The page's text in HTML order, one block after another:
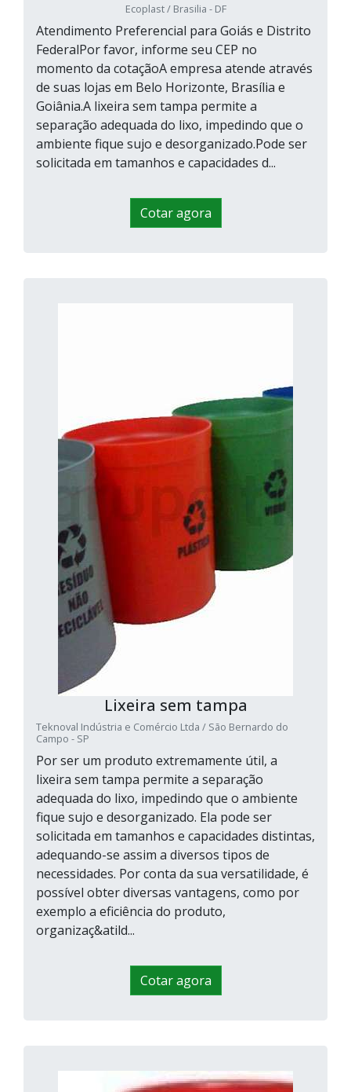
Ecoplast / Brasilia - DF
Atendimento Preferencial para Goiás e Distrito
FederalPor favor, informe seu CEP no
momento da cotaçãoA empresa atende através
de suas lojas em Belo Horizonte, Brasília e
Goiânia.A lixeira sem tampa permite a
separação adequada do lixo, impedindo que o
ambiente fique sujo e desorganizado.Pode ser
solicitada em tamanhos e capacidades d...
Cotar agora
Lixeira sem tampa
Teknoval Indústria e Comércio Ltda / São Bernardo do
Campo - SP
Por ser um produto extremamente útil, a
lixeira sem tampa permite a separação
adequada do lixo, impedindo que o ambiente
fique sujo e desorganizado. Ela pode ser
solicitada em tamanhos e capacidades distintas,
adequando-se assim a diversos tipos de
necessidades. Por conta da sua versatilidade, é
possível obter diversas vantagens, como por
exemplo a eficiência do produto,
organizaç&atild...
Cotar agora